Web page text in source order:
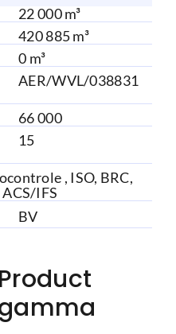
22 000 m³
420 885 m³
0 m³
AER/WVL/038831
66 000
15
, ISO, BRC,
ACS/IFS
BV
Product